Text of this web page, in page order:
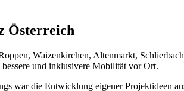
Österreich
Waizenkirchen, Altenmarkt,
und inklusivere Mobilität vor Ort.
war die Entwicklung eigener Projektideen